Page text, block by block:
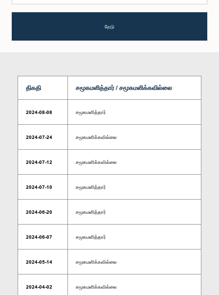
தேடு
திகதி சமூகமளித்தார் / சமூகமளிக்கவில்லை
2024-08-08 சமூகமளித்தார்
2024-07-24 சமூகமளிக்கவில்லை
2024-07-12 சமூகமளிக்கவில்லை
2024-07-10 சமூகமளித்தார்
2024-06-20 சமூகமளித்தார்
2024-06-07 சமூகமளித்தார்
2024-05-14 சமூகமளிக்கவில்லை
2024-04-02 சமூகமளிக்கவில்லை